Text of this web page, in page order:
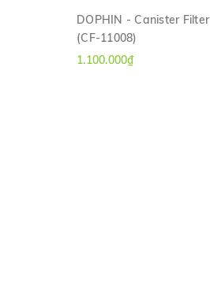
XEM NHANH
DOPHIN - Canister Filter
(CF-11008)
1.100.000₫